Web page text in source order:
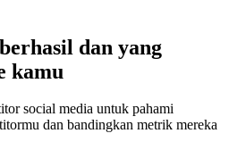
dan yang
kamu
social media untuk pahami
dan bandingkan metrik mereka